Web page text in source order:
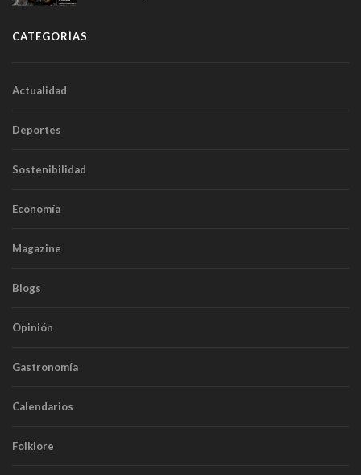
CATEGORÍAS
Actualidad
Deportes
Sostenibilidad
Economía
Magazine
Blogs
Opinión
Gastronomía
Calendarios
Folklore